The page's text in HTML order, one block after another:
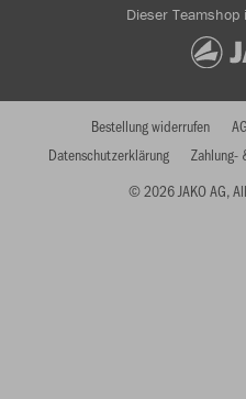
Dieser
© 2026 JAKO AG,
Bestellung widerrufen
Datenschutzerklärung
Zahlung-